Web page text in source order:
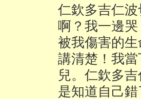
仁欽多吉仁
啊？我一邊
被我傷害的
講清楚！我
兒。仁欽多
是知道自己